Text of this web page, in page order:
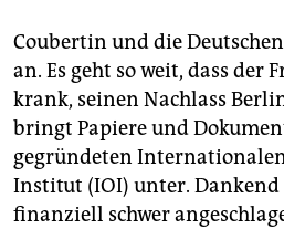
Coubertin und die
an. Es geht so weit, dass der
krank, seinen Nachlass
bringt Papiere und
gegründeten
Institut (IOI) unter. Dankend
finanziell schwer